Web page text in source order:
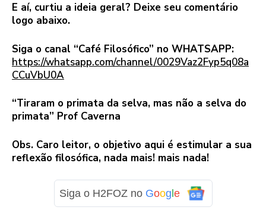
E aí, curtiu a ideia geral? Deixe seu comentário
logo abaixo.
Siga o canal “Café Filosófico” no WHATSAPP:
https://whatsapp.com/channel/0029Vaz2Fyp5q08a
CCuVbU0A
“Tiraram o primata da selva, mas não a selva do
primata” Prof Caverna
Obs. Caro leitor, o objetivo aqui é estimular a sua
reflexão filosófica, nada mais! mais nada!
Siga o H2FOZ no Goog e